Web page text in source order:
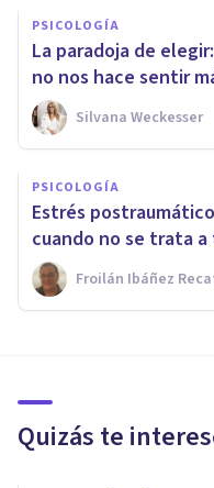
PSICOLOGÍA
La paradoja de
no nos hace sentir
Silvana Weckesser
PSICOLOGÍA
Estrés
cuando no se trata a
Froilán Ibáñez
Quizás te